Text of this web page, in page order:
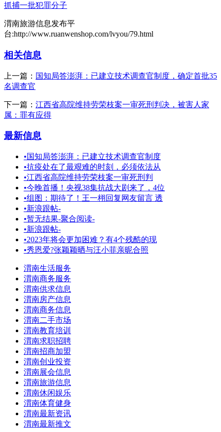
抓捕一批犯罪分子
渭南旅游信息发布平
台:http://www.ruanwenshop.com/lvyou/79.html
相关信息
上一篇： 国知局答澎湃：已建立技术调查官制度，确定首批35
名调查官
下一篇： 江西省高院维持劳荣枝案一审死刑判决，被害人家
属：罪有应得
最新信息
•国知局答澎湃：已建立技术调查官制度
•抗疫处在了最艰难的时刻，必须依法从
•江西省高院维持劳荣枝案一审死刑判
•今晚首播！央视38集抗战大剧来了，4位
•组图：期待了！王一栩回复网友留言 透
•新浪跟帖-
•暂无结果-聚合阅读-
•新浪跟帖-
•2023年将会更加困难？有4个残酷的现
•秀恩爱?张颖颖晒与汪小菲亲昵合照
渭南生活服务
渭南商务服务
渭南供求信息
渭南房产信息
渭南商务信息
渭南二手市场
渭南教育培训
渭南求职招聘
渭南招商加盟
渭南创业投资
渭南展会信息
渭南旅游信息
渭南休闲娱乐
渭南体育健身
渭南最新资讯
渭南最新推文